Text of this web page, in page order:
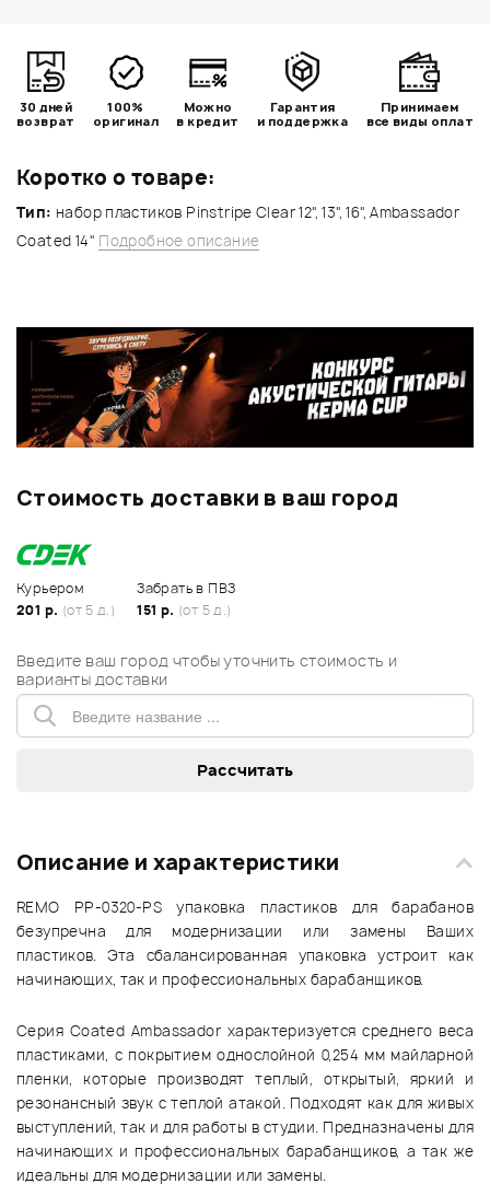
Коротко о товаре:
Тип: набор пластиков Pinstripe Clear 12", 13", 16", Ambassador
Coated 14" Подробное описание
30 дней
возврат
100%
оригинал
Можно
в кредит
Гарантия
и поддержка
Принимаем
все виды оплат
Стоимость доставки в ваш город
Курьером
201 р. (от 5 д.)
Забрать в ПВЗ
151 р. (от 5 д.)
Введите ваш город чтобы уточнить стоимость и
варианты доставки
Описание и характеристики
REMO PP-0320-PS упаковка пластиков для барабанов
безупречна для модернизации или замены Ваших
пластиков. Эта сбалансированная упаковка устроит как
начинающих, так и профессиональных барабанщиков.
Серия Coated Ambassador характеризуется среднего веса
пластиками, с покрытием однослойной 0,254 мм майларной
пленки, которые производят теплый, открытый, яркий и
резонансный звук с теплой атакой. Подходят как для живых
выступлений, так и для работы в студии. Предназначены для
начинающих и профессиональных барабанщиков, а так же
идеальны для модернизации или замены.